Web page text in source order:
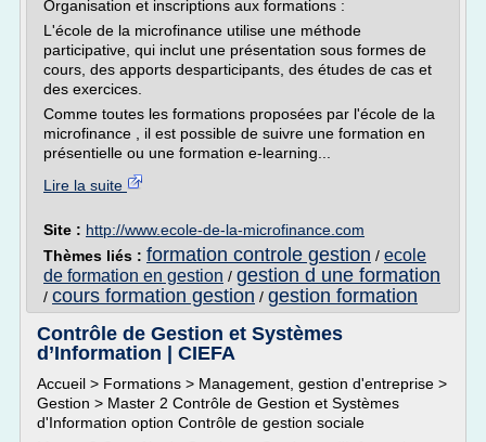
Organisation et inscriptions aux formations :
L'école de la microfinance utilise une méthode
participative, qui inclut une présentation sous formes de
cours, des apports desparticipants, des études de cas et
des exercices.
Comme toutes les formations proposées par l'école de la
microfinance , il est possible de suivre une formation en
présentielle ou une formation e-learning...
Lire la suite
Site : http://www.ecole-de-la-microfinance.com
Thèmes liés : formation controle gestion / ecole
de formation en gestion / gestion d une formation
/ cours formation gestion / gestion formation
Contrôle de Gestion et Systèmes
d’Information | CIEFA
Accueil > Formations > Management, gestion d'entreprise >
Gestion > Master 2 Contrôle de Gestion et Systèmes
d'Information option Contrôle de gestion sociale